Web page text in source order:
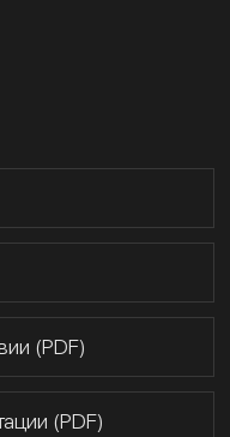
(PDF)
(PDF)